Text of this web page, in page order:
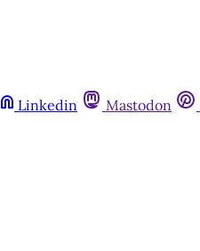
Linkedin Mastodon